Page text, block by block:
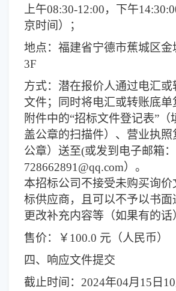
上午08:30-12:00，下午
京时间）；
地点： 福建省宁德市蕉城区金
3F
方式： 潜在报价人通过电汇或
文件；同时将电汇或转账底单
附件中的“招标文件登记表”（
盖公章的扫描件）、营业执照
公章）送至(或发到电子邮箱：
728662891@qq.com）。
本招标公司不接受未购买询价
标供应商，且可以不予以书面
更改补充内容等（如果有的话
售价：￥ 100.0 元（人民币）
四、响应文件提交
截止时间： 2024年04月15 日